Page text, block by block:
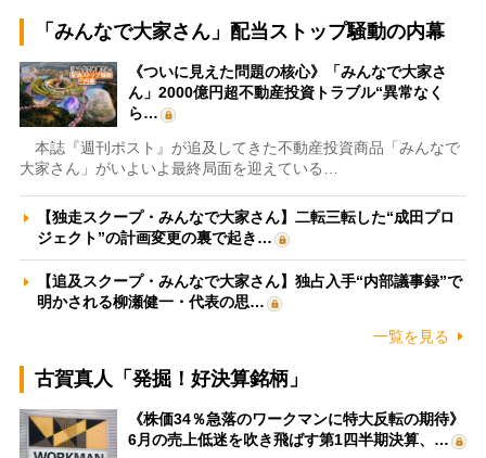
「みんなで大家さん」配当ストップ騒動の内幕
《ついに見えた問題の核心》「みんなで大家さ
ん」2000億円超不動産投資トラブル“異常なく
ら…
本誌『週刊ポスト』が追及してきた不動産投資商品「みんなで
大家さん」がいよいよ最終局面を迎えている…
【独走スクープ・みんなで大家さん】二転三転した“成田プロ
ジェクト”の計画変更の裏で起き…
【追及スクープ・みんなで大家さん】独占入手“内部議事録”で
明かされる柳瀬健一・代表の思…
一覧を見る
古賀真人「発掘！好決算銘柄」
《株価34％急落のワークマンに特大反転の期待》
6月の売上低迷を吹き飛ばす第1四半期決算、…